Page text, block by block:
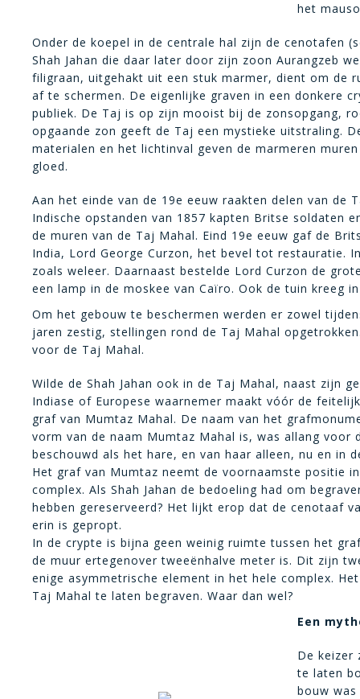
het
Onder de koepel in de centrale hal zijn de cenotafen
Shah Jahan die daar later door zijn zoon Aurangzeb
filigraan, uitgehakt uit een stuk marmer, dient om de
af te schermen. De eigenlijke graven in een donkere
publiek. De Taj is op zijn mooist bij de zonsopgang,
opgaande zon geeft de Taj een mystieke uitstraling.
materialen en het lichtinval geven de marmeren
gloed.
Aan het einde van de 19e eeuw raakten delen van de
Indische opstanden van 1857 kapten Britse soldaten
de muren van de Taj Mahal. Eind 19e eeuw gaf de
India, Lord George Curzon, het bevel tot restauratie.
zoals weleer. Daarnaast bestelde Lord Curzon de
een lamp in de moskee van Caïro. Ook de tuin kreeg
Om het gebouw te beschermen werden er zowel
jaren zestig, stellingen rond de Taj Mahal
voor de Taj Mahal.
Wilde de Shah Jahan ook in de Taj Mahal, naast zijn
Indiase of Europese waarnemer maakt vóór de
graf van Mumtaz Mahal. De naam van het
vorm van de naam Mumtaz Mahal is, was allang voor
beschouwd als het hare, en van haar alleen, nu en in
Het graf van Mumtaz neemt de voornaamste positie
complex. Als Shah Jahan de bedoeling had om
hebben gereserveerd? Het lijkt erop dat de cenotaaf
erin is gepropt.
In de crypte is bijna geen weinig ruimte tussen het
de muur ertegenover tweeënhalve meter is. Dit zijn
enige asymmetrische element in het hele complex.
Taj Mahal te laten begraven. Waar dan wel?
Een
De keizer
te laten
bouw